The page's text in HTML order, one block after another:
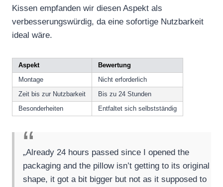
Kissen empfanden wir diesen Aspekt als
verbesserungswürdig, da eine sofortige Nutzbarkeit
ideal wäre.
Aspekt
Bewertung
Montage
Nicht erforderlich
Zeit bis zur Nutzbarkeit
Bis zu 24 Stunden
Besonderheiten
Entfaltet sich selbstständig
„Already 24 hours passed since I opened the
packaging and the pillow isn’t getting to its original
shape, it got a bit bigger but not as it supposed to